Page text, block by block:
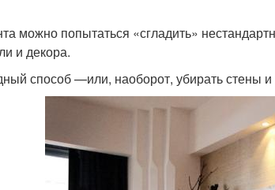
можно попытаться «сгладить»
и декора.
способ —или, наоборот, убирать стены